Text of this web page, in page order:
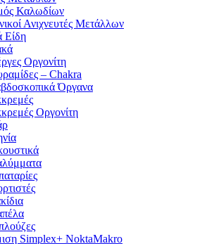
Καλωδίων
Ανιχνευτές Μετάλλων
Είδη
Οργονίτη
– Chakra
Όργανα
Οργονίτη
Simplex+ NoktaMakro